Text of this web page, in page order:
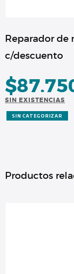
Reparador de
c/descuento
$
SIN EXISTENCIAS
SIN CATEGORIZAR
Productos